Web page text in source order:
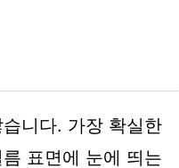
니다. 가장 확실한
표면에 눈에 띄는